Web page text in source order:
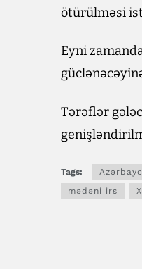
ötürülməsi
Eyni
Tərəflər
Tags:
mədəni irs